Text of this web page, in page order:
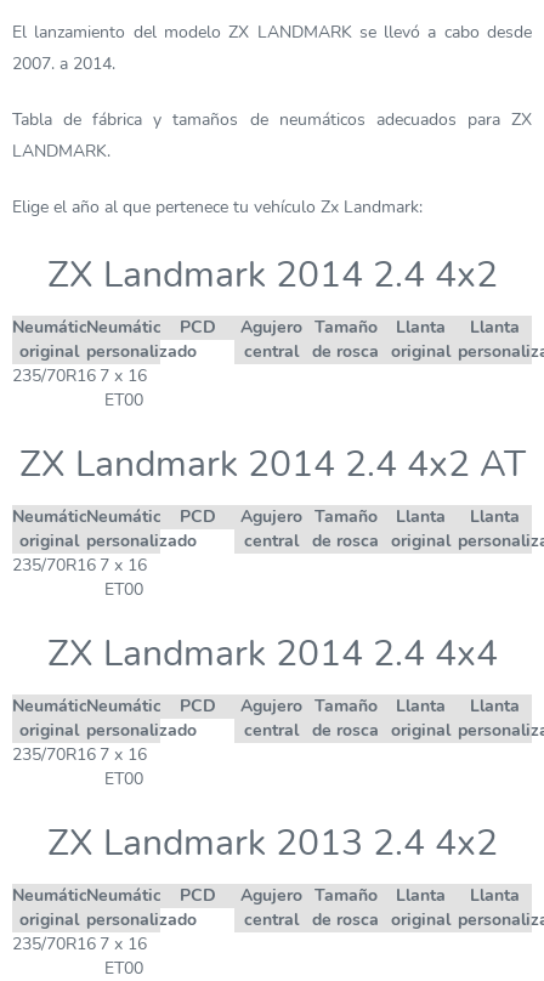
El lanzamiento del modelo ZX LANDMARK se llevó a cabo desde
2007. a 2014.
Tabla de fábrica y tamaños de neumáticos adecuados para ZX
LANDMARK.
Elige el año al que pertenece tu vehículo Zx Landmark:
ZX Landmark 2014 2.4 4x2
Neumático
original
Neumático
personalizado
PCD
Agujero
central
Tamaño
de rosca
Llanta
original
Llanta
235/70R16 7 x 16
ET00
ZX Landmark 2014 2.4 4x2 AT
Neumático
original
Neumático
personalizado
PCD
Agujero
central
Tamaño
de rosca
Llanta
original
Llanta
235/70R16 7 x 16
ET00
ZX Landmark 2014 2.4 4x4
Neumático
original
Neumático
personalizado
PCD
Agujero
central
Tamaño
de rosca
Llanta
original
Llanta
235/70R16 7 x 16
ET00
ZX Landmark 2013 2.4 4x2
Neumático
original
Neumático
personalizado
PCD
Agujero
central
Tamaño
de rosca
Llanta
original
Llanta
235/70R16 7 x 16
ET00